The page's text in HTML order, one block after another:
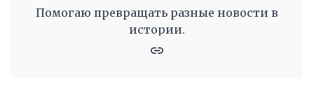
Помогаю превращать разные новости в
истории.